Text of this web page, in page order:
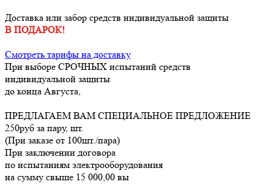
Доставка или забор средств индивидуальной защиты
В ПОДАРОК!
Смотреть тарифы на доставку
При выборе СРОЧНЫХ испытаний средств
индивидуальной защиты
до конца Августа,
ПРЕДЛАГАЕМ ВАМ СПЕЦИАЛЬНОЕ ПРЕДЛОЖЕНИЕ
250руб за пару, шт.
(При заказе от 100шт./пара)
При заключении договора
по испытаниям электрооборудования
на сумму свыше 15 000,00 вы